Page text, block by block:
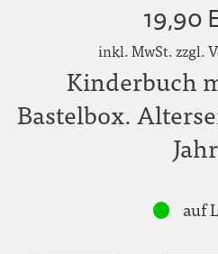
19,90
inkl. MwSt. zzgl.
Kinderbuch
Bastelbox.
auf